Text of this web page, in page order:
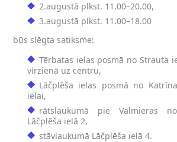
2.augustā plkst. 11.00–20.00,
3.augustā plkst. 11.00–18.00
būs slēgta satiksme:
Tērbatas ielas posmā no Strauta
virzienā uz centru,
Lāčplēša ielas posmā no
ielai,
rātslaukumā pie Valmieras
Lāčplēša ielā 2,
stāvlaukumā Lāčplēša ielā 4.